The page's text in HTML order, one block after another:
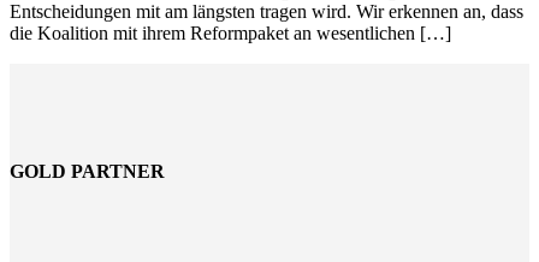
Entscheidungen mit am längsten tragen wird. Wir erkennen an, dass
die Koalition mit ihrem Reformpaket an wesentlichen […]
GOLD PARTNER